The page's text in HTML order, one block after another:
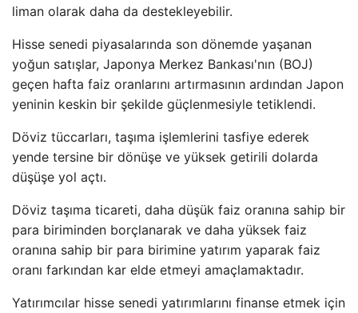
liman olarak daha da destekleyebilir.
Hisse senedi piyasalarında son dönemde yaşanan
yoğun satışlar, Japonya Merkez Bankası'nın (BOJ)
geçen hafta faiz oranlarını artırmasının ardından Japon
yeninin keskin bir şekilde güçlenmesiyle tetiklendi.
Döviz tüccarları, taşıma işlemlerini tasfiye ederek
yende tersine bir dönüşe ve yüksek getirili dolarda
düşüşe yol açtı.
Döviz taşıma ticareti, daha düşük faiz oranına sahip bir
para biriminden borçlanarak ve daha yüksek faiz
oranına sahip bir para birimine yatırım yaparak faiz
oranı farkından kar elde etmeyi amaçlamaktadır.
Yatırımcılar hisse senedi yatırımlarını finanse etmek için